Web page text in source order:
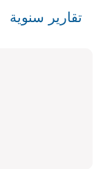
تقارير سنوية